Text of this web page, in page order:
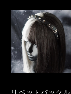
リベットバック